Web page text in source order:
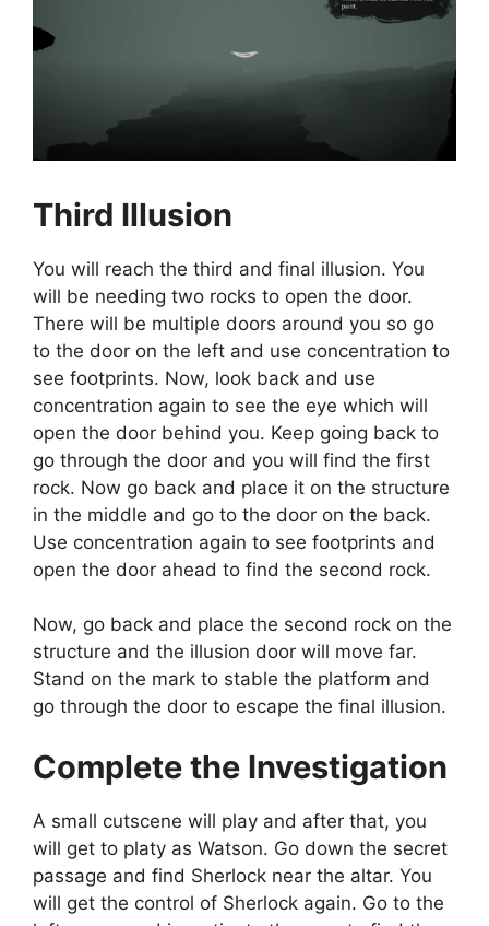
Third Illusion
You will reach the third and final illusion. You
will be needing two rocks to open the door.
There will be multiple doors around you so go
to the door on the left and use concentration to
see footprints. Now, look back and use
concentration again to see the eye which will
open the door behind you. Keep going back to
go through the door and you will find the first
rock. Now go back and place it on the structure
in the middle and go to the door on the back.
Use concentration again to see footprints and
open the door ahead to find the second rock.
Now, go back and place the second rock on the
structure and the illusion door will move far.
Stand on the mark to stable the platform and
go through the door to escape the final illusion.
Complete the Investigation
A small cutscene will play and after that, you
will get to platy as Watson. Go down the secret
passage and find Sherlock near the altar. You
will get the control of Sherlock again. Go to the